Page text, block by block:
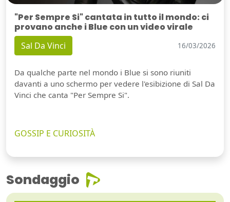
"Per Sempre Si" cantata in tutto il mondo: ci
provano anche i Blue con un video virale
Sal Da Vinci 16/03/2026
Da qualche parte nel mondo i Blue si sono riuniti
davanti a uno schermo per vedere l'esibizione di Sal Da
Vinci che canta "Per Sempre Si".
GOSSIP E CURIOSITÀ
Sondaggio